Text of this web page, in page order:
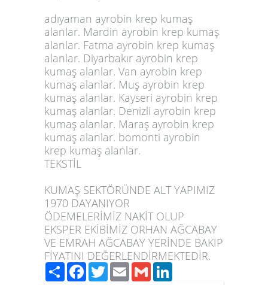
adıyaman ayrobin krep kumaş
alanlar. Mardin ayrobin krep kumaş
alanlar. Fatma ayrobin krep kumaş
alanlar. Diyarbakır ayrobin krep
kumaş alanlar. Van ayrobin krep
kumaş alanlar. Muş ayrobin krep
kumaş alanlar. Kayseri ayrobin krep
kumaş alanlar. Denizli ayrobin krep
kumaş alanlar. Maraş ayrobin krep
kumaş alanlar. bomonti ayrobin
krep kumaş alanlar.
TEKSTİL
KUMAŞ SEKTÖRÜNDE ALT YAPIMIZ
1970 DAYANIYOR
ÖDEMELERİMİZ NAKİT OLUP
EKSPER EKİBİMİZ ORHAN AĞCABAY
VE EMRAH AĞCABAY YERİNDE BAKIP
FİYATINI DEĞERLENDİRMEKTEDİR.
PaylaşFacebook
TwitterEmailGmail